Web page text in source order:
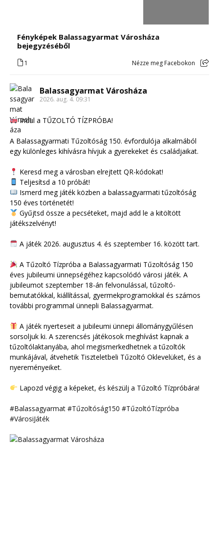
Fényképek Balassagyarmat Városháza
bejegyzéséből
1 Nézze meg Facebokon
Balassagyarmat Városháza
2026. aug. 4. 09:31
Indul a TŰZOLTÓ TÍZPRÓBA!
A Balassagyarmati Tűzoltóság 150. évfordulója alkalmából
egy különleges kihívásra hívjuk a gyerekeket és családjaikat.
Keresd meg a városban elrejtett QR-kódokat!
Teljesítsd a 10 próbát!
Ismerd meg játék közben a balassagyarmati tűzoltóság
150 éves történetét!
Gyűjtsd össze a pecséteket, majd add le a kitöltött
játékszelvényt!
A játék 2026. augusztus 4. és szeptember 16. között tart.
A Tűzoltó Tízpróba a Balassagyarmati Tűzoltóság 150
éves jubileumi ünnepségéhez kapcsolódó városi játék. A
jubileumot szeptember 18-án felvonulással, tűzoltó-
bemutatókkal, kiállítással, gyermekprogramokkal és számos
további programmal ünnepli Balassagyarmat.
A játék nyerteseit a jubileumi ünnepi állománygyűlésen
sorsoljuk ki. A szerencsés játékosok meghívást kapnak a
tűzoltólaktanyába, ahol megismerkedhetnek a tűzoltók
munkájával, átvehetik Tiszteletbeli Tűzoltó Oklevelüket, és a
nyereményeiket.
Lapozd végig a képeket, és készülj a Tűzoltó Tízpróbára!
#Balassagyarmat #Tűzoltóság150 #TűzoltóTízpróba
#VárosiJáték